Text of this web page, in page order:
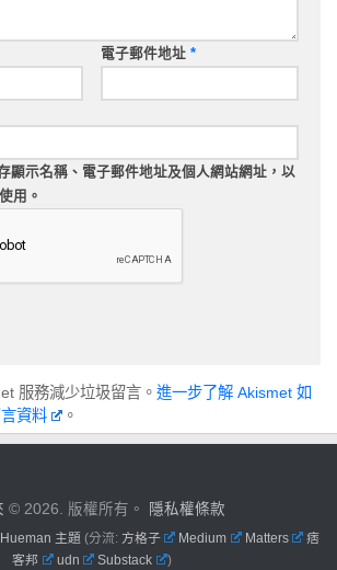
電子郵件地址 *
顯示名稱、電子郵件地址及個人網站網址，以
用。
服務減少垃圾留言。 進一步了解 Akismet 如
資料
。
© 2026. 版權所有。 隱私權條款
Hueman 主題 (分流: 方格子 Medium Matters
痞
客邦
udn Substack )